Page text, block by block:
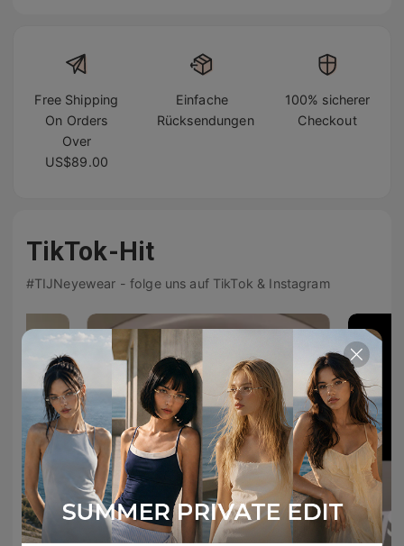
Free Shipping
On Orders
Over
US$89.00
Einfache
Rücksendungen
100% sicherer
Checkout
TikTok-Hit
#TIJNeyewear - folge uns auf TikTok & Instagram